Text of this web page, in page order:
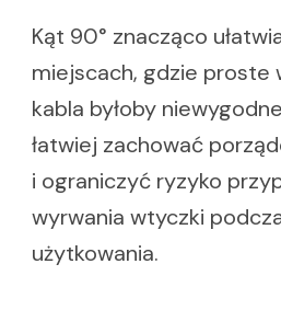
Kąt 90° znacząco
miejscach, gdzie proste
kabla byłoby
łatwiej zachować
i ograniczyć ryzyko
wyrwania wtyczki
użytkowania.